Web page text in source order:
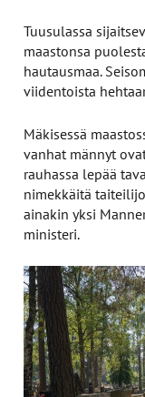
Tuusulassa
maastonsa
hautausmaa.
viidentoista
Mäkisessä
vanhat männyt
rauhassa lepää
nimekkäitä
ainakin yksi
ministeri.